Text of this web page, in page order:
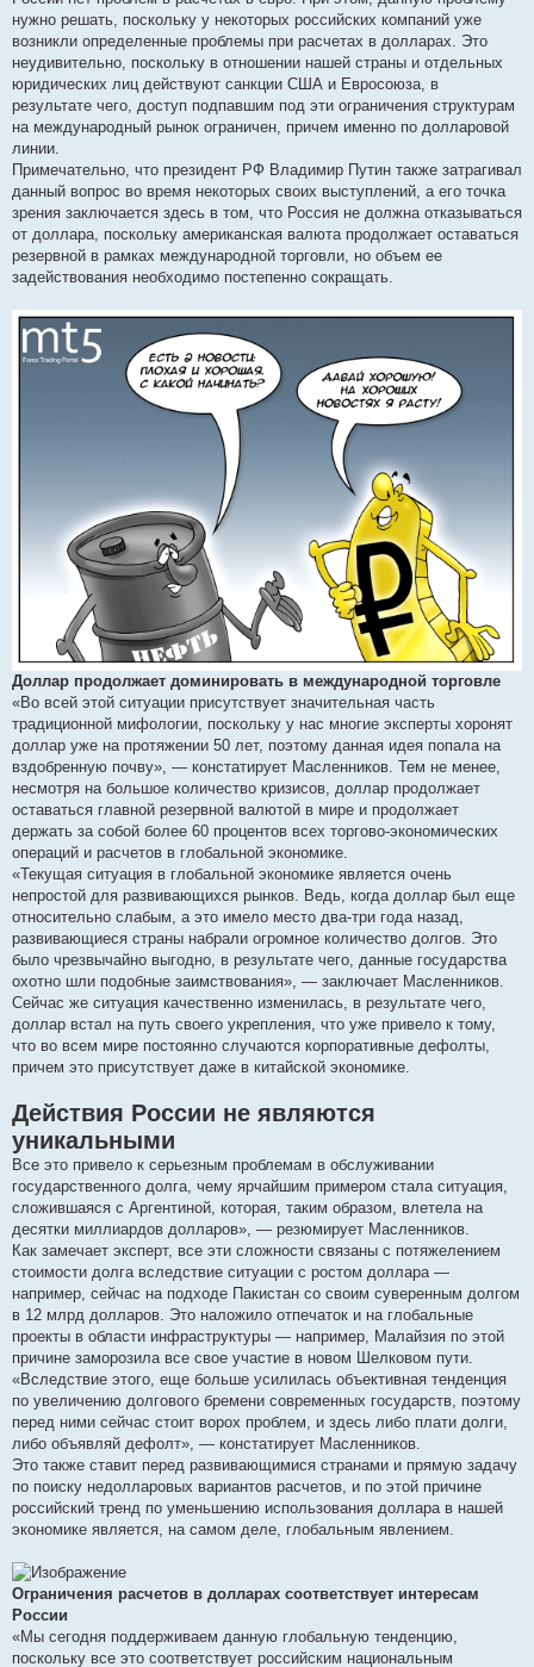
нужно решать, поскольку у некоторых российских компаний уже
возникли определенные проблемы при расчетах в долларах. Это
неудивительно, поскольку в отношении нашей страны и отдельных
юридических лиц действуют санкции США и Евросоюза, в
результате чего, доступ подпавшим под эти ограничения структурам
на международный рынок ограничен, причем именно по долларовой
линии.
Примечательно, что президент РФ Владимир Путин также затрагивал
данный вопрос во время некоторых своих выступлений, а его точка
зрения заключается здесь в том, что Россия не должна отказываться
от доллара, поскольку американская валюта продолжает оставаться
резервной в рамках международной торговли, но объем ее
задействования необходимо постепенно сокращать.
Доллар продолжает доминировать в международной торговле
«Во всей этой ситуации присутствует значительная часть
традиционной мифологии, поскольку у нас многие эксперты хоронят
доллар уже на протяжении 50 лет, поэтому данная идея попала на
вздобренную почву», — констатирует Масленников. Тем не менее,
несмотря на большое количество кризисов, доллар продолжает
оставаться главной резервной валютой в мире и продолжает
держать за собой более 60 процентов всех торгово-экономических
операций и расчетов в глобальной экономике.
«Текущая ситуация в глобальной экономике является очень
непростой для развивающихся рынков. Ведь, когда доллар был еще
относительно слабым, а это имело место два-три года назад,
развивающиеся страны набрали огромное количество долгов. Это
было чрезвычайно выгодно, в результате чего, данные государства
охотно шли подобные заимствования», — заключает Масленников.
Сейчас же ситуация качественно изменилась, в результате чего,
доллар встал на путь своего укрепления, что уже привело к тому,
что во всем мире постоянно случаются корпоративные дефолты,
причем это присутствует даже в китайской экономике.
Действия России не являются
уникальными
Все это привело к серьезным проблемам в обслуживании
государственного долга, чему ярчайшим примером стала ситуация,
сложившаяся с Аргентиной, которая, таким образом, влетела на
десятки миллиардов долларов», — резюмирует Масленников.
Как замечает эксперт, все эти сложности связаны с потяжелением
стоимости долга вследствие ситуации с ростом доллара —
например, сейчас на подходе Пакистан со своим суверенным долгом
в 12 млрд долларов. Это наложило отпечаток и на глобальные
проекты в области инфраструктуры — например, Малайзия по этой
причине заморозила все свое участие в новом Шелковом пути.
«Вследствие этого, еще больше усилилась объективная тенденция
по увеличению долгового бремени современных государств, поэтому
перед ними сейчас стоит ворох проблем, и здесь либо плати долги,
либо объявляй дефолт», — констатирует Масленников.
Это также ставит перед развивающимися странами и прямую задачу
по поиску недолларовых вариантов расчетов, и по этой причине
российский тренд по уменьшению использования доллара в нашей
экономике является, на самом деле, глобальным явлением.
Ограничения расчетов в долларах соответствует интересам
России
«Мы сегодня поддерживаем данную глобальную тенденцию,
поскольку все это соответствует российским национальным